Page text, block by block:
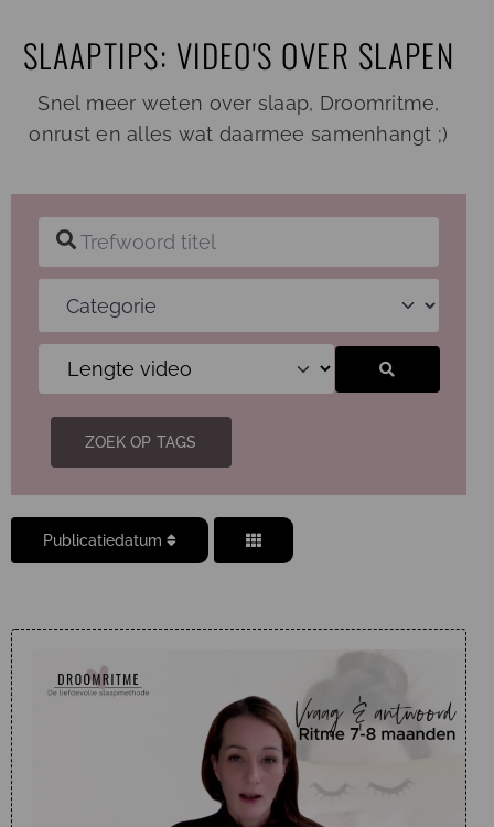
naar
inhoud
SLAAPTIPS: VIDEO'S OVER SLAPEN
Snel meer weten over slaap, Droomritme,
onrust en alles wat daarmee samenhangt ;)
Trefwoord titel
Categorie
ZOEK OP TAGS
Publicatiedatum